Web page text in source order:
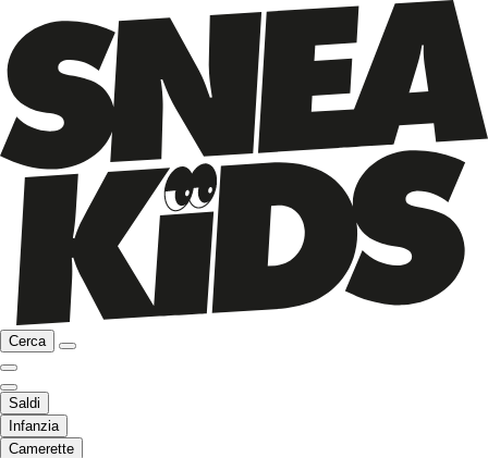
Cerca
Saldi
Infanzia
Camerette